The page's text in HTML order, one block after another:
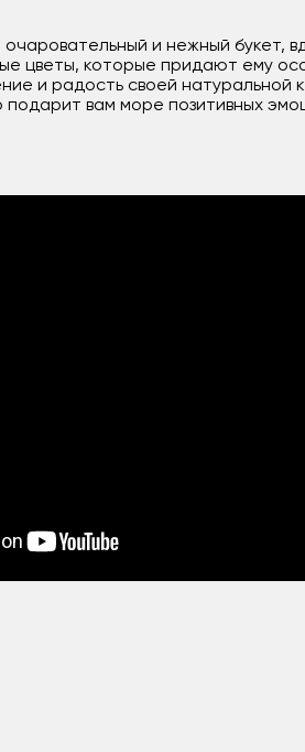
и нежный букет,
цветы, которые придают ему
и радость своей натуральной
подарит вам море позитивных